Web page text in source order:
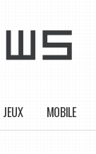
JEUX MOBILE